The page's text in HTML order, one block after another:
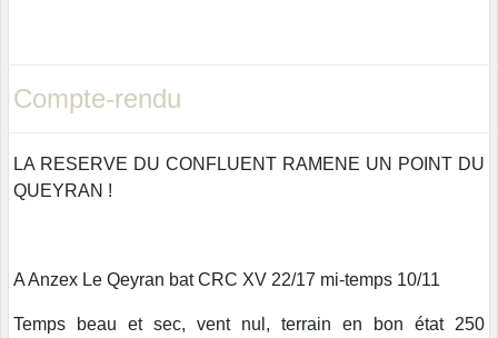
Compte-rendu
LA RESERVE DU CONFLUENT RAMENE UN POINT DU
QUEYRAN !
A Anzex Le Qeyran bat CRC XV 22/17 mi-temps 10/11
Temps beau et sec, vent nul, terrain en bon état 250